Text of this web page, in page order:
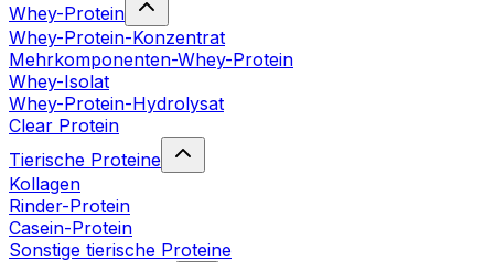
Whey-Protein
Whey-Protein-Konzentrat
Mehrkomponenten-Whey-Protein
Whey-Isolat
Whey-Protein-Hydrolysat
Clear Protein
Tierische Proteine
Kollagen
Rinder-Protein
Casein-Protein
Sonstige tierische Proteine